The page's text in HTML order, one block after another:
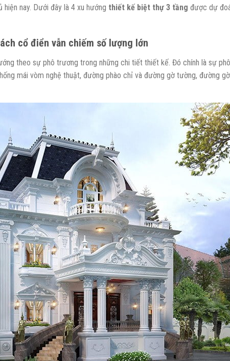
nay. Dưới đây là 4 xu hướng thiết kế biệt thự 3 tầngđược dự
cổ điển vẫn chiếm sốlượng lớn
theo sự phô trương trong những chi tiết thiết kế. Đó chính là sự
mái vòm nghệ thuật, đường phào chỉ và đường gờ tường, đường